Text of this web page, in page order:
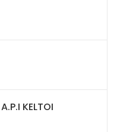
KELTOI